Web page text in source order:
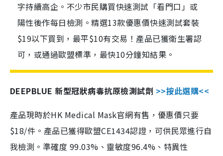
字持續高企。不少市民購買快速測試「看門口」或
陽性後作每日檢測。精選13款優惠價快速測試套裝
$19以下買到，最平$10有交易！產品已獲衛生署認
可，或通過歐盟標準，最快10分鐘知結果。
DEEPBLUE 新型冠狀病毒抗原檢測試劑 >>按此選購<<
產品現時於HK Medical Mask官網有售，優惠價只要
$18/件。產品已獲得歐盟CE1434認證，可供民眾進行自
我檢測。準確度 99.03%、靈敏度96.4%、特異性